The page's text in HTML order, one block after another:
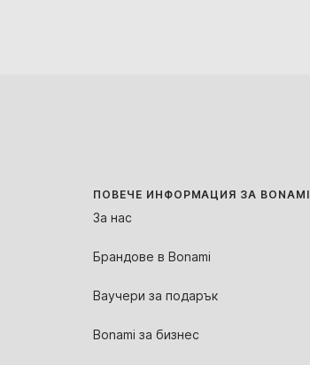
ПОВЕЧЕ ИНФОРМАЦИЯ ЗА BONAMI
За нас
Брандове в Bonami
Ваучери за подарък
Bonami за бизнес